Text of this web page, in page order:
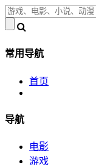
常用导航
首页
导航
电影
游戏